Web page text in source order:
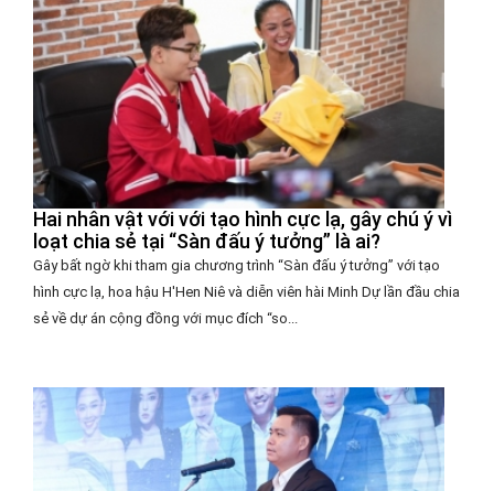
Hai nhân vật với với tạo hình cực lạ, gây chú ý vì
loạt chia sẻ tại “Sàn đấu ý tưởng” là ai?
Gây bất ngờ khi tham gia chương trình “Sàn đấu ý tưởng” với tạo
hình cực lạ, hoa hậu H'Hen Niê và diễn viên hài Minh Dự lần đầu chia
sẻ về dự án cộng đồng với mục đích “so...